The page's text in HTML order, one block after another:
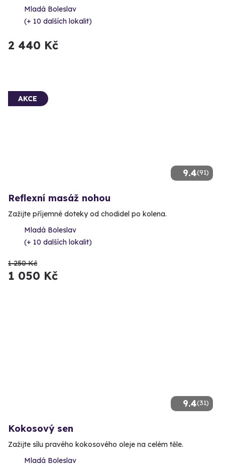
Mladá Boleslav
(+ 10 dalších lokalit)
2 440 Kč
9.4(91)
AKCE
Reflexní masáž nohou
Zažijte příjemné doteky od chodidel po kolena.
Mladá Boleslav
(+ 10 dalších lokalit)
1 250 Kč
1 050 Kč
9.4(31)
Kokosový sen
Zažijte sílu pravého kokosového oleje na celém těle.
Mladá Boleslav